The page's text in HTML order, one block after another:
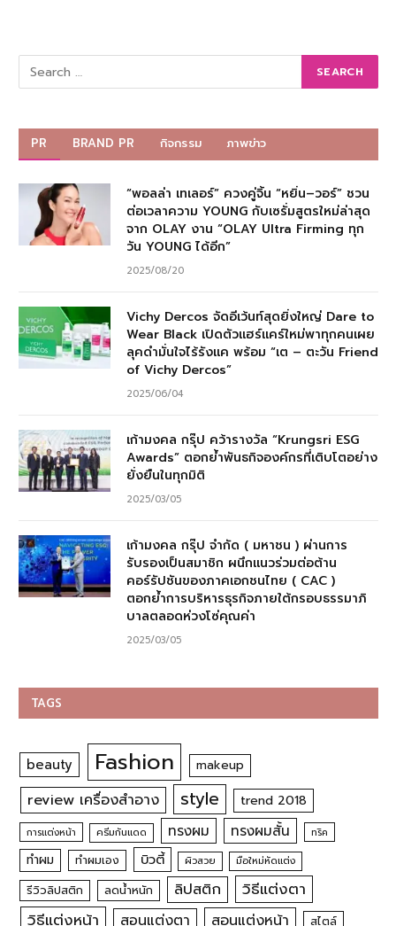
PR BRAND PR กิจกรรม ภาพข่าว
“พอลล่า เทเลอร์” ควงคู่จิ้น “หยิ่น–วอร์” ชวน
ต่อเวลาความ YOUNG กับเซรั่มสูตรใหม่ล่าสุด
จาก OLAY งาน “OLAY Ultra Firming ทุก
วัน YOUNG ได้อีก”
2025/08/20
Vichy Dercos จัดอีเว้นท์สุดยิ่งใหญ่ Dare to
Wear Black เปิดตัวแฮร์แคร์ใหม่พาทุกคนเผย
ลุคดำมั่นใจไร้รังแค พร้อม “เต – ตะวัน Friend
of Vichy Dercos”
2025/06/04
เก้ามงคล กรุ๊ป คว้ารางวัล “Krungsri ESG
Awards” ตอกย้ำพันธกิจองค์กรที่เติบโตอย่าง
ยั่งยืนในทุกมิติ
2025/03/05
เก้ามงคล กรุ๊ป จำกัด ( มหาชน ) ผ่านการ
รับรองเป็นสมาชิก ผนึกแนวร่วมต่อต้าน
คอร์รัปชันของภาคเอกชนไทย ( CAC )
ตอกย้ำการบริหารธุรกิจภายใต้กรอบธรรมาภิ
บาลตลอดห่วงโซ่คุณค่า
2025/03/05
TAGS
beauty Fashion makeup
review เครื่องสำอาง style trend 2018
การแต่งหน้า ครีมกันแดด ทรงผม ทรงผมสั้น ทริค
ทำผม ทำผมเอง บิวตี้ ผิวสวย มือใหม่หัดแต่ง
รีวิวลิปสติก ลดน้ำหนัก ลิปสติก
วิธีแต่งตา
วิธีแต่งหน้า
สอนแต่งตา สอนแต่งหน้า สไตล์